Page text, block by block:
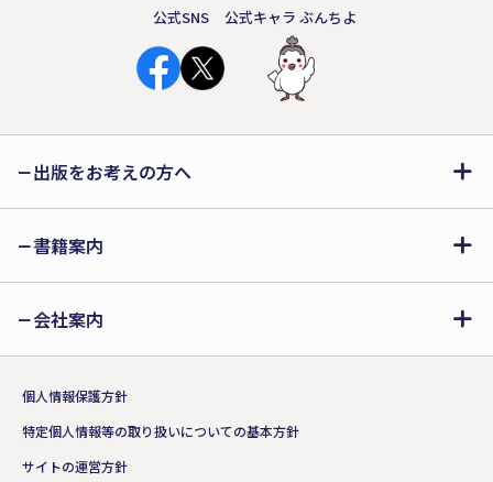
公式SNS 公式キャラ ぶんちよ
出版をお考えの方へ
書籍案内
会社案内
個人情報保護方針
特定個人情報等の取り扱いについての基本方針
サイトの運営方針